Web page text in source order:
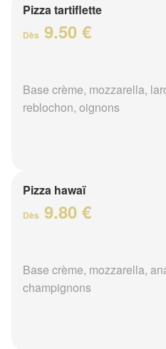
Pizza tartiflette
Dès 9.50 €
Base crème, mozzarella,
reblochon, oignons
Pizza hawaï
Dès 9.80 €
Base crème, mozzarella,
champignons